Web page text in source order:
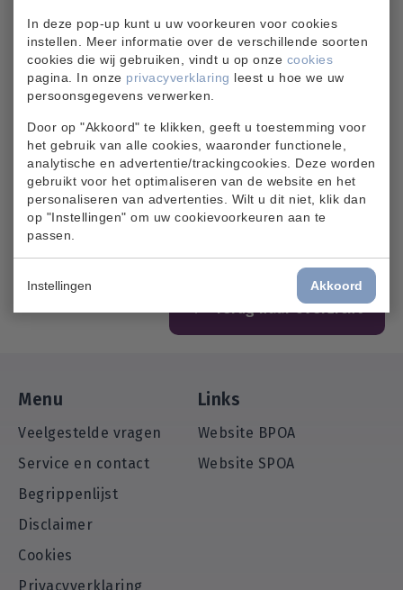
In deze pop-up kunt u uw voorkeuren voor cookies
instellen. Meer informatie over de verschillende soorten
cookies die wij gebruiken, vindt u op onze cookies
pagina. In onze privacyverklaring leest u hoe we uw
persoonsgegevens verwerken.
Door op "Akkoord" te klikken, geeft u toestemming voor
het gebruik van alle cookies, waaronder functionele,
analytische en advertentie/trackingcookies. Deze worden
gebruikt voor het optimaliseren van de website en het
personaliseren van advertenties. Wilt u dit niet, klik dan
op "Instellingen" om uw cookievoorkeuren aan te
passen.
Instellingen Akkoord
Bekijk een set met veelgestelde vragen
over het omzetten van de pensioenen.
Naar de veelgestelde vragen
Terug naar overzicht
Menu
Veelgestelde vragen
Service en contact
Begrippenlijst
Disclaimer
Cookies
Privacyverklaring
Links
Website BPOA
Website SPOA